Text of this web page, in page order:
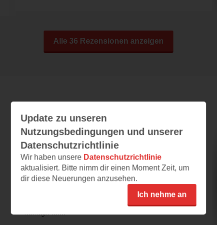
Alle 36 Rezensionen anzeigen
Triceratops Honigpops
15.07.2026 – 08:40
Dinoalarm
Ein Dinosaurier fällt vom Himmel?! Was für
richtige für...
Update zu unseren
Nutzungsbedingungen und unserer
Datenschutzrichtlinie
Wir haben unsere Datenschutzrichtlinie
aktualisiert. Bitte nimm dir einen Moment Zeit, um
dir diese Neuerungen anzusehen.
Ich nehme an